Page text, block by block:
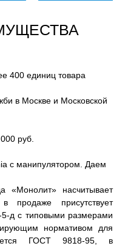
400 единиц товара
в Москве и Московской
руб.
с манипулятором. Даем
«Монолит» насчитывает
продаже присутствует
д с типовыми размерами
нормативом для
ГОСТ 9818-95, в